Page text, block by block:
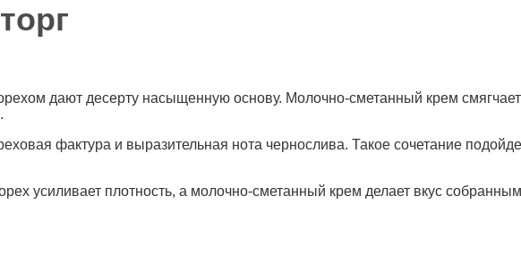
дают десерту насыщенную основу. Молочно-сметанный крем
фактура и выразительная нота чернослива. Такое сочетание
усиливает плотность, а молочно-сметанный крем делает вкус